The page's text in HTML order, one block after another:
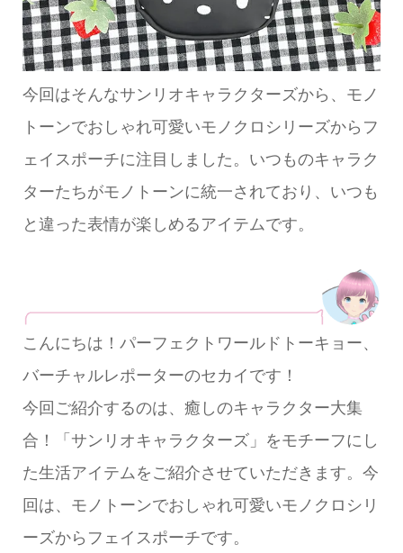
今回はそんなサンリオキャラクターズから、モノ
トーンでおしゃれ可愛いモノクロシリーズからフ
ェイスポーチに注目しました。いつものキャラク
ターたちがモノトーンに統一されており、いつも
と違った表情が楽しめるアイテムです。
こんにちは！パーフェクトワールドトーキョー、
バーチャルレポーターのセカイです！
今回ご紹介するのは、癒しのキャラクター大集
合！「サンリオキャラクターズ」をモチーフにし
た生活アイテムをご紹介させていただきます。今
回は、モノトーンでおしゃれ可愛いモノクロシリ
ーズからフェイスポーチです。